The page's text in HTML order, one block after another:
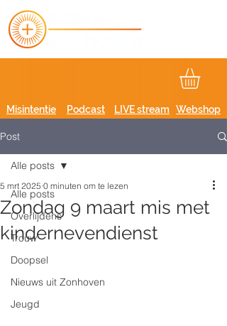
Podcast
Misintentie LIVE stream Webshop
Post
Alle posts
Overlijdens
Trouw
Doopsel
Nieuws uit Zonhoven
Jeugd
Alle posts
Zondag 9 maart mis met
kindernevendienst
5 mrt 2025 0 minuten om te lezen